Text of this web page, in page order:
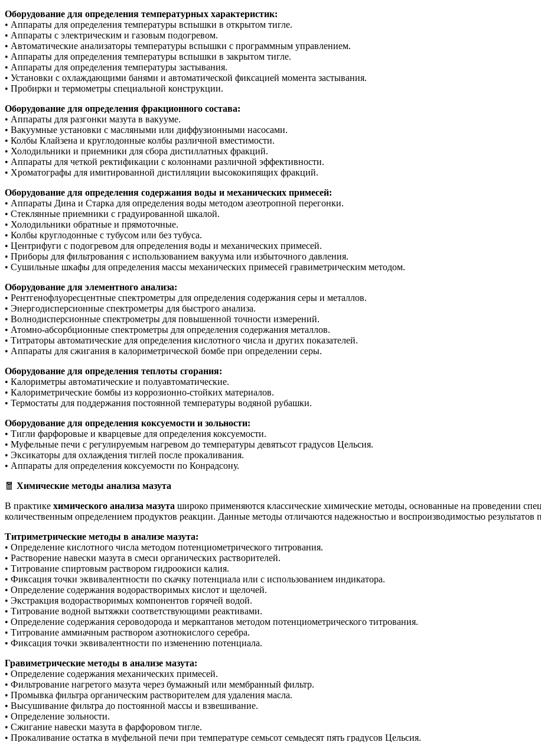
Оборудование для определения температурных характеристик:
• Аппараты для определения температуры вспышки в открытом тигле.
• Аппараты с электрическим и газовым подогревом.
• Автоматические анализаторы температуры вспышки с программным управлением.
• Аппараты для определения температуры вспышки в закрытом тигле.
• Аппараты для определения температуры застывания.
• Установки с охлаждающими банями и автоматической фиксацией момента застывания.
• Пробирки и термометры специальной конструкции.
Оборудование для определения фракционного состава:
• Аппараты для разгонки мазута в вакууме.
• Вакуумные установки с масляными или диффузионными насосами.
• Колбы Клайзена и круглодонные колбы различной вместимости.
• Холодильники и приемники для сбора дистиллатных фракций.
• Аппараты для четкой ректификации с колоннами различной эффективности.
• Хроматографы для имитированной дистилляции высококипящих фракций.
Оборудование для определения содержания воды и механических примесей:
• Аппараты Дина и Старка для определения воды методом азеотропной перегонки.
• Стеклянные приемники с градуированной шкалой.
• Холодильники обратные и прямоточные.
• Колбы круглодонные с тубусом или без тубуса.
• Центрифуги с подогревом для определения воды и механических примесей.
• Приборы для фильтрования с использованием вакуума или избыточного давления.
• Сушильные шкафы для определения массы механических примесей гравиметрическим методом.
Оборудование для элементного анализа:
• Рентгенофлуоресцентные спектрометры для определения содержания серы и металлов.
• Энергодисперсионные спектрометры для быстрого анализа.
• Волнодисперсионные спектрометры для повышенной точности измерений.
• Атомно-абсорбционные спектрометры для определения содержания металлов.
• Титраторы автоматические для определения кислотного числа и других показателей.
• Аппараты для сжигания в калориметрической бомбе при определении серы.
Оборудование для определения теплоты сгорания:
• Калориметры автоматические и полуавтоматические.
• Калориметрические бомбы из коррозионно-стойких материалов.
• Термостаты для поддержания постоянной температуры водяной рубашки.
Оборудование для определения коксуемости и зольности:
• Тигли фарфоровые и кварцевые для определения коксуемости.
• Муфельные печи с регулируемым нагревом до температуры девятьсот градусов Цельсия.
• Эксикаторы для охлаждения тиглей после прокаливания.
• Аппараты для определения коксуемости по Конрадсону.
🧧 Химические методы анализа мазута
В практике химического анализа мазута широко применяются классические химические методы, основанные на проведении
количественным определением продуктов реакции. Данные методы отличаются надежностью и воспроизводимостью
Титриметрические методы в анализе мазута:
• Определение кислотного числа методом потенциометрического титрования.
• Растворение навески мазута в смеси органических растворителей.
• Титрование спиртовым раствором гидроокиси калия.
• Фиксация точки эквивалентности по скачку потенциала или с использованием индикатора.
• Определение содержания водорастворимых кислот и щелочей.
• Экстракция водорастворимых компонентов горячей водой.
• Титрование водной вытяжки соответствующими реактивами.
• Определение содержания сероводорода и меркаптанов методом потенциометрического титрования.
• Титрование аммиачным раствором азотнокислого серебра.
• Фиксация точки эквивалентности по изменению потенциала.
Гравиметрические методы в анализе мазута:
• Определение содержания механических примесей.
• Фильтрование нагретого мазута через бумажный или мембранный фильтр.
• Промывка фильтра органическим растворителем для удаления масла.
• Высушивание фильтра до постоянной массы и взвешивание.
• Определение зольности.
• Сжигание навески мазута в фарфоровом тигле.
• Прокаливание остатка в муфельной печи при температуре семьсот семьдесят пять градусов Цельсия.